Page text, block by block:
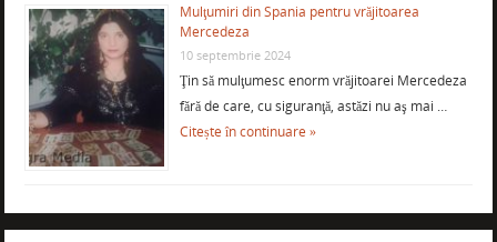
Mulţumiri din Spania pentru vrăjitoarea
Mercedeza
10 septembrie 2024
Ţin să mulţumesc enorm vrăjitoarei Mercedeza
fără de care, cu siguranţă, astăzi nu aş mai …
Citește în continuare »